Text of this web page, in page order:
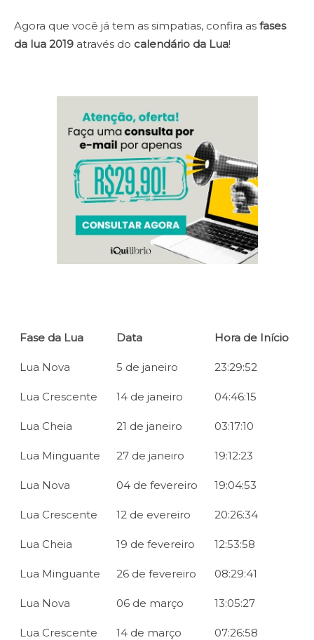
Agora que você já tem as simpatias, confira as fases
da lua 2019 através do calendário da Lua!
Fase da Lua Data Hora de Início
Lua Nova 5 de janeiro 23:29:52
Lua Crescente 14 de janeiro 04:46:15
Lua Cheia 21 de janeiro 03:17:10
Lua Minguante 27 de janeiro 19:12:23
Lua Nova 04 de fevereiro 19:04:53
Lua Crescente 12 de evereiro 20:26:34
Lua Cheia 19 de fevereiro 12:53:58
Lua Minguante 26 de fevereiro 08:29:41
Lua Nova 06 de março 13:05:27
Lua Crescente 14 de março 07:26:58